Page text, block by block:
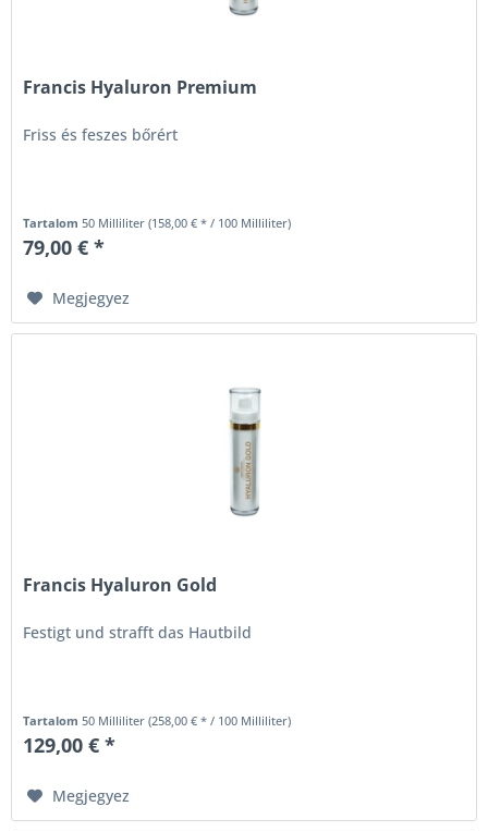
Francis Hyaluron Premium
Friss és feszes bőrért
Tartalom50 Milliliter(158,00 € * / 100 Milliliter)
79,00 € *
Megjegyez
Francis Hyaluron Gold
Festigt und strafft das Hautbild
Tartalom50 Milliliter(258,00 € * / 100 Milliliter)
129,00 € *
Megjegyez